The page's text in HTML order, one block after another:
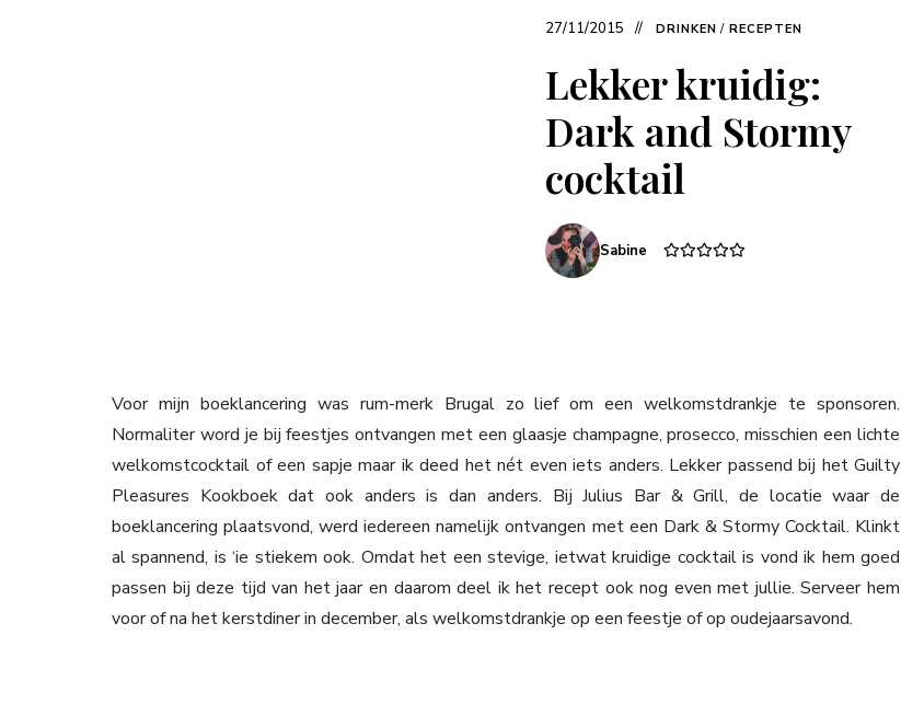
27/11/2015 DRINKEN / RECEPTEN
Lekker kruidig:
Dark and Stormy
cocktail
Sabine
Voor mijn boeklancering was rum-merk Brugal zo lief om een welkomstdrankje te sponsoren.
Normaliter word je bij feestjes ontvangen met een glaasje champagne, prosecco, misschien een lichte
welkomstcocktail of een sapje maar ik deed het nét even iets anders. Lekker passend bij het Guilty
Pleasures Kookboek dat ook anders is dan anders. Bij Julius Bar & Grill, de locatie waar de
boeklancering plaatsvond, werd iedereen namelijk ontvangen met een Dark & Stormy Cocktail. Klinkt
al spannend, is ‘ie stiekem ook. Omdat het een stevige, ietwat kruidige cocktail is vond ik hem goed
passen bij deze tijd van het jaar en daarom deel ik het recept ook nog even met jullie. Serveer hem
voor of na het kerstdiner in december, als welkomstdrankje op een feestje of op oudejaarsavond.